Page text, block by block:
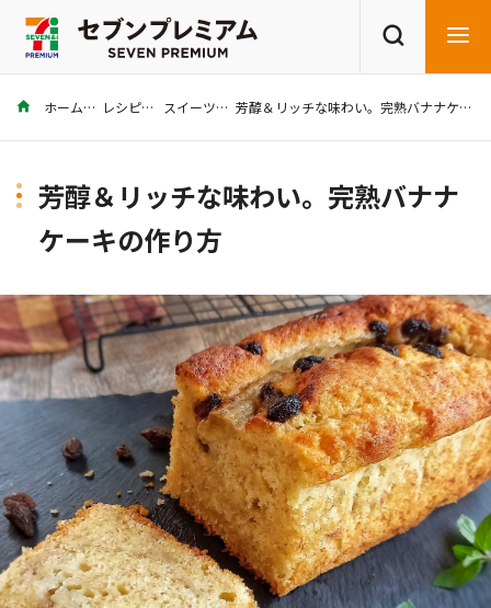
商品を探す レシピを探す
ホーム レシピ スイーツ 芳醇＆リッチな味わい。完熟バナナケーキの作り方
芳醇＆リッチな味わい。完熟バナナ
ケーキの作り方